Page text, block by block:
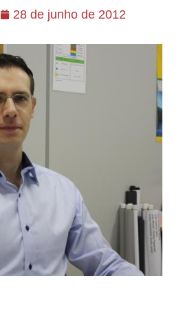
28 de junho de 2012